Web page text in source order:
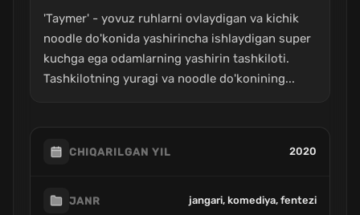
'Taymer' - yovuz ruhlarni ovlaydigan va kichik
noodle do'konida yashirincha ishlaydigan super
kuchga ega odamlarning yashirin tashkiloti.
Tashkilotning yuragi va noodle do'konining...
CHIQARILGAN YIL 2020
JANR jangari, komediya, fentezi